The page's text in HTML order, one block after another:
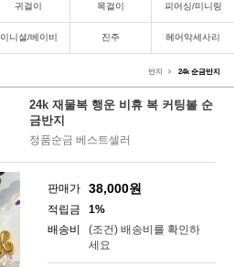
귀걸이 목걸이 피어싱/미니링
이니셜/베이비 진주 헤어악세사리
반지 24k 순금반지
24k 재물복 행운 비휴 복 커팅볼 순
금반지
정품순금 베스트셀러
판매가 38,000원
적립금
1%
배송비
(조건) 배송비를 확인하
세요